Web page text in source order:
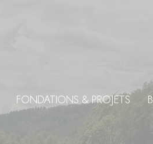
FONDATIONS & PROJETS